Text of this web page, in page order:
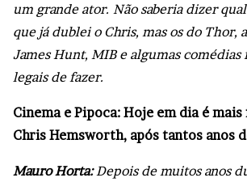
um grande ator. Não saberia dizer
que já dublei o Chris, mas os do Thor,
James Hunt, MIB e algumas comédias
legais de fazer.
Cinema e Pipoca: Hoje em dia é
Chris Hemsworth, após tantos anos
Mauro Horta:Depois de muitos anos